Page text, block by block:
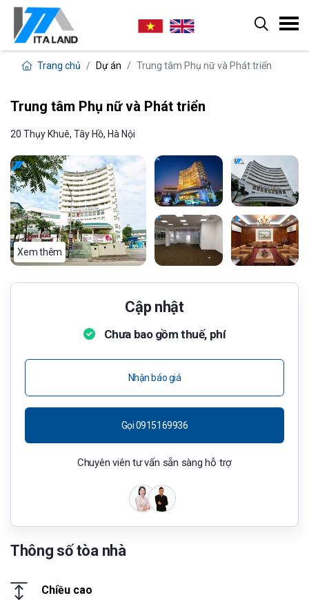
Trang chủ Dự án Trung tâm Phụ nữ và Phát triển
Trung tâm Phụ nữ và Phát triển
20 Thụy Khuê, Tây Hồ, Hà Nội
Xem thêm
Thông số tòa nhà
Chiều cao
Cập nhật
Chưa bao gồm thuế, phí
Nhận báo giá
Gọi 0915169936
Chuyên viên tư vấn sẵn sàng hỗ trợ